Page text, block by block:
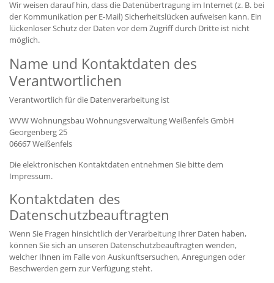
Wir weisen darauf hin, dass die Datenübertragung im Internet (z. B. bei
der Kommunikation per E-Mail) Sicherheitslücken aufweisen kann. Ein
lückenloser Schutz der Daten vor dem Zugriff durch Dritte ist nicht
möglich.
Name und Kontaktdaten des
Verantwortlichen
Verantwortlich für die Datenverarbeitung ist
WVW Wohnungsbau Wohnungsverwaltung Weißenfels GmbH
Georgenberg 25
06667 Weißenfels
Die elektronischen Kontaktdaten entnehmen Sie bitte dem
Impressum.
Kontaktdaten des
Datenschutzbeauftragten
Wenn Sie Fragen hinsichtlich der Verarbeitung Ihrer Daten haben,
können Sie sich an unseren Datenschutzbeauftragten wenden,
welcher Ihnen im Falle von Auskunftsersuchen, Anregungen oder
Beschwerden gern zur Verfügung steht.